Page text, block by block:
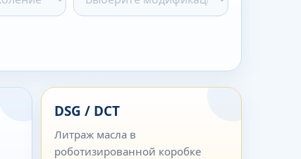
DSG / DCT
Литраж масла в
роботизированной коробке